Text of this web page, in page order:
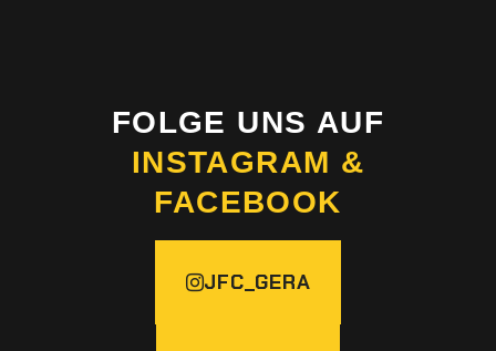
FOLGE UNS AUF
INSTAGRAM &
FACEBOOK
JFC_GERA